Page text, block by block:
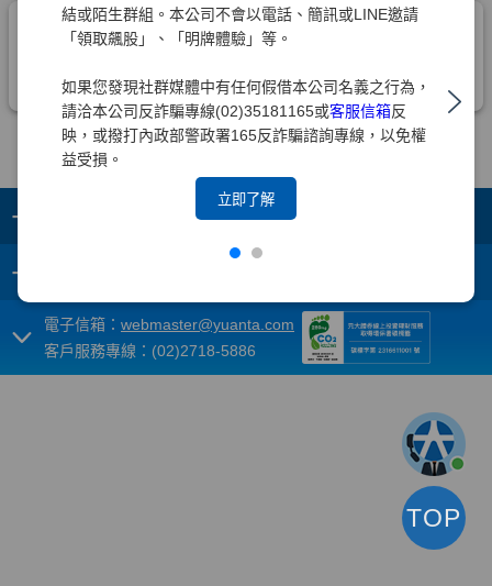
結或陌生群組。本公司不會以電話、簡訊或LINE邀請
「領取飆股」、「明牌體驗」等。
如果您發現社群媒體中有任何假借本公司名義之行為，
請洽本公司反詐騙專線(02)35181165或客服信箱反
映，或撥打內政部警政署165反詐騙諮詢專線，以免權
益受損。
立即了解
+
+
電子信箱： webmaster@yuanta.com
客戶服務專線：(02)2718-5886
TOP